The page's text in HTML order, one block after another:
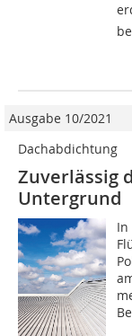
Ausgabe 10/2021
Dachabdichtung
Zuverlässig
Untergrund
In